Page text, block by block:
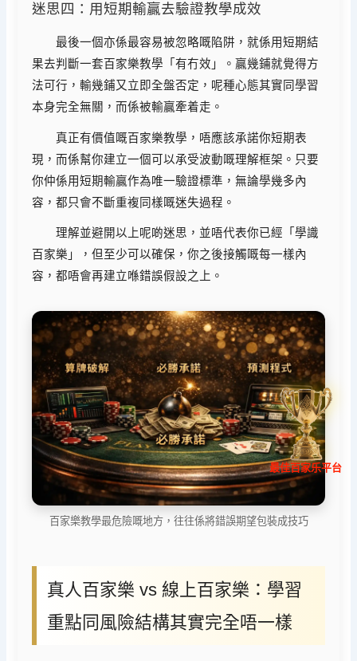
迷思四：用短期輸贏去驗證教學成效
最後一個亦係最容易被忽略嘅陷阱，就係用短期結
果去判斷一套百家樂教學「有冇效」。贏幾鋪就覺得方
法可行，輸幾鋪又立即全盤否定，呢種心態其實同學習
本身完全無關，而係被輸贏牽着走。
真正有價值嘅百家樂教學，唔應該承諾你短期表
現，而係幫你建立一個可以承受波動嘅理解框架。只要
你仲係用短期輸贏作為唯一驗證標準，無論學幾多內
容，都只會不斷重複同樣嘅迷失過程。
理解並避開以上呢啲迷思，並唔代表你已經「學識
百家樂」，但至少可以確保，你之後接觸嘅每一樣內
容，都唔會再建立喺錯誤假設之上。
百家樂教學最危險嘅地方，往往係將錯誤期望包裝成技巧
真人百家樂 vs 線上百家樂：學習
重點同風險結構其實完全唔一樣
最佳百家乐平台